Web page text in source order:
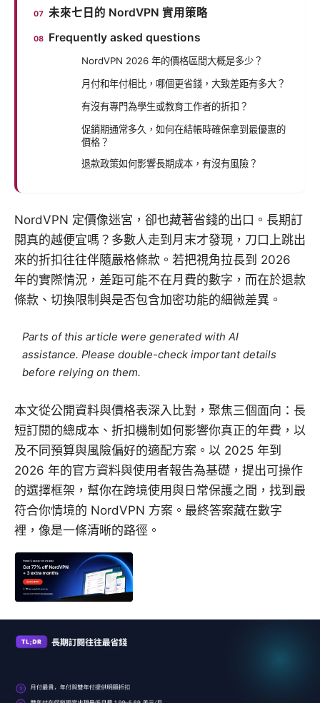
未來七日的 NordVPN 實用策略
Frequently asked questions
NordVPN 2026 年的價格區間大概是多少？
月付和年付相比，哪個更省錢，大致差距有多大？
有沒有專門為學生或教育工作者的折扣？
促銷期通常多久，如何在結帳時確保拿到最優惠的
價格？
退款政策如何影響長期成本，有沒有風險？
NordVPN 定價像迷宮，卻也藏著省錢的出口。長期訂
閱真的越便宜嗎？多數人走到月末才發現，刀口上跳出
來的折扣往往伴隨嚴格條款。若把視角拉長到 2026
年的實際情況，差距可能不在月費的數字，而在於退款
條款、切換限制與是否包含加密功能的細微差異。
Parts of this article were generated with AI
assistance. Please double-check important details
before relying on them.
本文從公開資料與價格表深入比對，聚焦三個面向：長
短訂閱的總成本、折扣機制如何影響你真正的年費，以
及不同預算與風險偏好的適配方案。以 2025 年到
2026 年的官方資料與使用者報告為基礎，提出可操作
的選擇框架，幫你在跨境使用與日常保護之間，找到最
符合你情境的 NordVPN 方案。最終答案藏在數字
裡，像是一條清晰的路徑。